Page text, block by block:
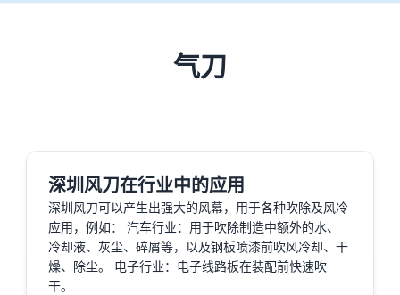
气刀
深圳风刀在行业中的应用
深圳风刀可以产生出强大的风幕，用于各种吹除及风冷
应用，例如： 汽车行业：用于吹除制造中额外的水、
冷却液、灰尘、碎屑等，以及钢板喷漆前吹风冷却、干
燥、除尘。 电子行业：电子线路板在装配前快速吹
干。